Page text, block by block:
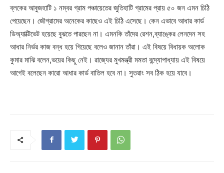
ব্লকের আবুজহাটি ১ নম্বর গ্রাম পঞ্চায়েতের জুতিহাটি গ্রামের প্রায় ৫০ জন এমন চিঠি
পেয়েছেন। জৌগ্রামের অনেকের কাছেও এই চিঠি এসেছে। কেন এভাবে আধার কার্ড
ডিঅ্যাক্টিভেট হয়েছে বুঝতে পারছেন না। এমনকি তাঁদের রেশন,ব্যাঙ্কের লেনদেন সহ
আধার নির্ভর কাজ বন্ধ হয়ে গিয়েছে বলেও জানান তাঁরা। এই বিষয়ে বিধায়ক অলোক
কুমার মাঝি বলেন,ভয়ের কিছু নেই। রাজ্যের মুখমন্ত্রী মমতা বন্দ্যোপাধ্যায় এই বিষয়ে
আগেই বলেছেন কারো আধার কার্ড বাতিল হবে না। সুতরাং সব ঠিক হয়ে যাবে।